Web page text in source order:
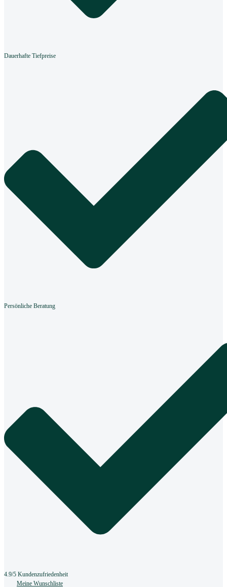
Dauerhafte Tiefpreise
Persönliche Beratung
4.9/5 Kundenzufriedenheit
Meine Wunschliste